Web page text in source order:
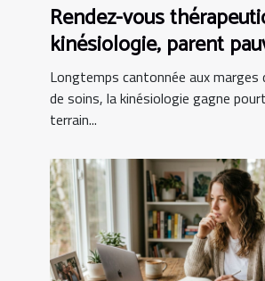
Rendez-vous
kinésiologie, parent
alliée incontournable ?
Longtemps cantonnée aux marges
de soins, la kinésiologie gagne
terrain...